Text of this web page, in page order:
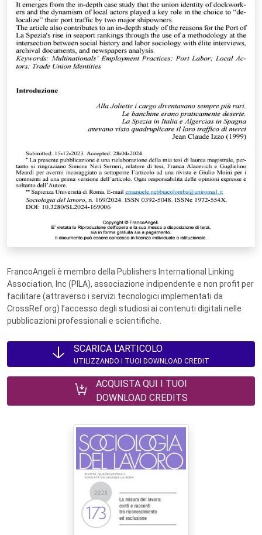
FrancoAngeli è membro della Publishers International Linking
Association, Inc (PILA), associazione indipendente e non profit per
facilitare (attraverso i servizi tecnologici implementati da
CrossRef.org) l’accesso degli studiosi ai contenuti digitali nelle
pubblicazioni professionali e scientifiche.
SCARICA L'ARTICOLO
UTILIZZANDO I TUOI DOWNLOAD CREDIT
ACQUISTA QUI I TUOI
DOWNLOAD CREDITS